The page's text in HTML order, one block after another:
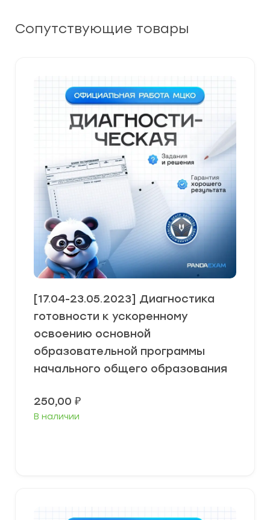
Сопутствующие товары
[17.04-23.05.2023] Диагностика
готовности к ускоренному
освоению основной
образовательной программы
начального общего образования
250,00 ₽
В наличии